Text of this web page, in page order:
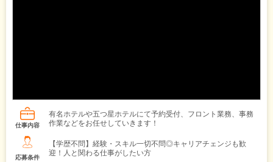
仕事内容
有名ホテルや五つ星ホテルにて予約受付、フロント業務、事務
作業などをお任せしていきます！
応募条件
【学歴不問】経験・スキル一切不問◎キャリアチェンジも歓
迎！人と関わる仕事がしたい方